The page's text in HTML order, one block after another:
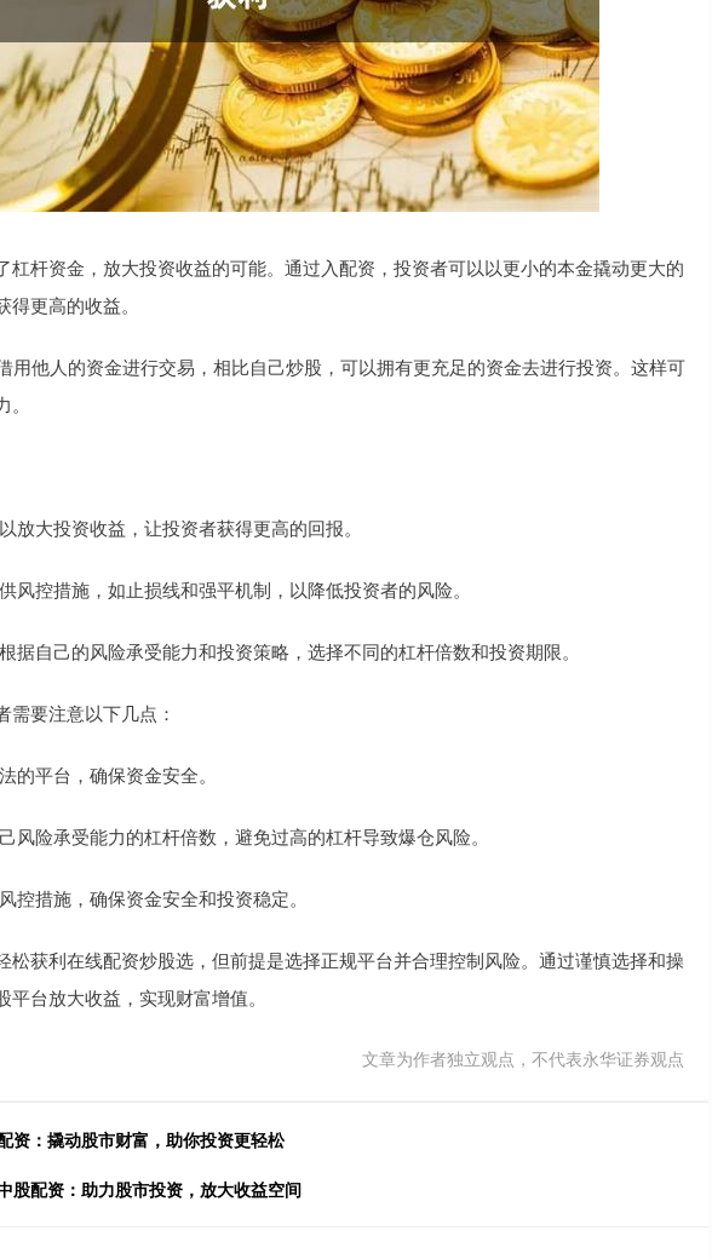
杠杆资金，放大投资收益的可能。通过入配资，投资者可以以更小的本金撬动更大的
更高的收益。
用他人的资金进行交易，相比自己炒股，可以拥有更充足的资金去进行投资。这样可
放大投资收益，让投资者获得更高的回报。
风控措施，如止损线和强平机制，以降低投资者的风险。
据自己的风险承受能力和投资策略，选择不同的杠杆倍数和投资期限。
要注意以下几点：
的平台，确保资金安全。
风险承受能力的杠杆倍数，避免过高的杠杆导致爆仓风险。
控措施，确保资金安全和投资稳定。
松获利在线配资炒股选，但前提是选择正规平台并合理控制风险。通过谨慎选择和操
台放大收益，实现财富增值。
文章为作者独立观点，不代表永华证券观点
资：撬动股市财富，助你投资更轻松
股配资：助力股市投资，放大收益空间